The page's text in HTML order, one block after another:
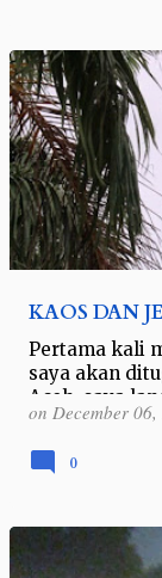
KAOS DAN
Pertama kali
saya akan
Aceh, saya
tidak,
on December 06,
0